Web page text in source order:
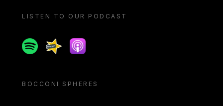
LISTEN TO OUR PODCAST
SpotifySpreakerApple podcast
BOCCONI SPHERES